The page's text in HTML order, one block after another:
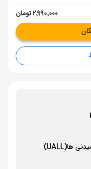
۲٬۹۹۰٬۰۰۰ تومان
ها(UALL)